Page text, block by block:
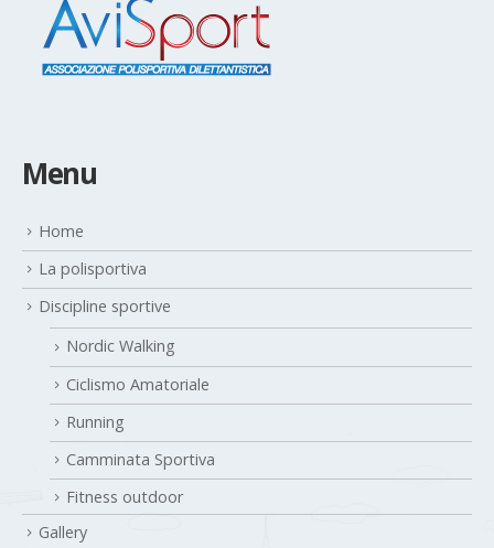
Menu
Home
La polisportiva
Discipline sportive
Nordic Walking
Ciclismo Amatoriale
Running
Camminata Sportiva
Fitness outdoor
Gallery